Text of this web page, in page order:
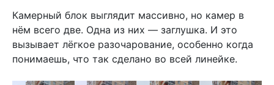
Камерный блок выглядит массивно, но камер в
нём всего две. Одна из них — заглушка. И это
вызывает лёгкое разочарование, особенно когда
понимаешь, что так сделано во всей линейке.